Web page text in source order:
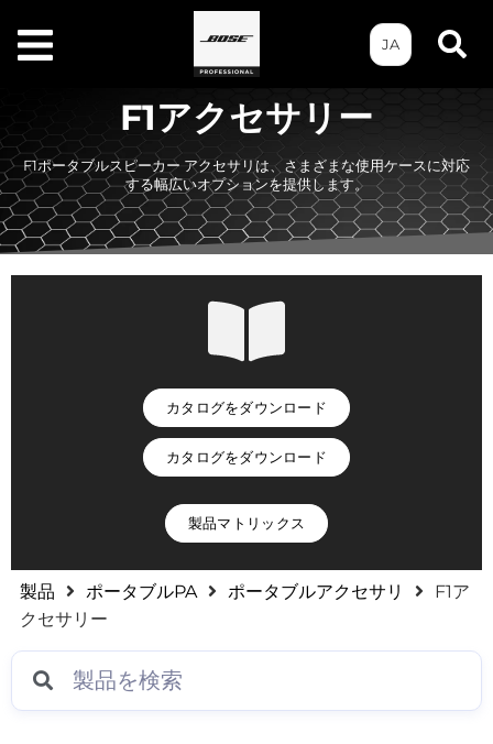
JA
F1アクセサリー
F1ポータブルスピーカー アクセサリは、さまざまな使用ケースに対応
する幅広いオプションを提供します。
カタログをダウンロード
カタログをダウンロード
製品マトリックス
製品 ポータブルPA ポータブルアクセサリ
F1ア
クセサリー